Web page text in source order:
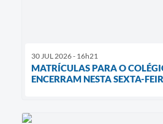
30 JUL 2026 - 16h21
MATRÍCULAS PARA O
ENCERRAM NESTA SEXTA-